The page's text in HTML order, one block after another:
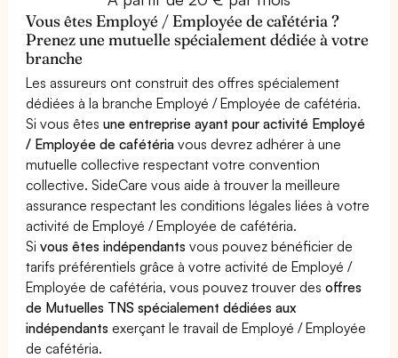
Vous êtes Employé / Employée de cafétéria ?
Prenez une mutuelle spécialement dédiée à votre
branche
Les assureurs ont construit des offres spécialement
dédiées à la branche Employé / Employée de cafétéria.
Si vous êtesune entreprise ayant pour activité Employé
/ Employée de cafétéria vous devrez adhérer à une
mutuelle collective respectant votre convention
collective. SideCare vous aide à trouver la meilleure
assurance respectant les conditions légales liées à votre
activité de Employé / Employée de cafétéria.
Sivous êtes indépendants vous pouvez bénéficier de
tarifs préférentiels grâce à votre activité de Employé /
Employée de cafétéria, vous pouvez trouver desoffres
de Mutuelles TNS spécialement dédiées aux
indépendants exerçant le travail de Employé / Employée
de cafétéria.